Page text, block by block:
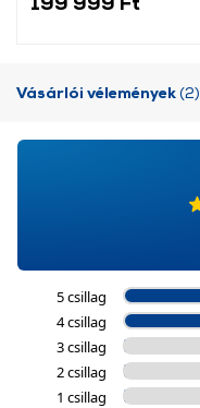
Vásárlói vélemények(2)
5 csillag
4 csillag
3 csillag
2 csillag
1 csillag